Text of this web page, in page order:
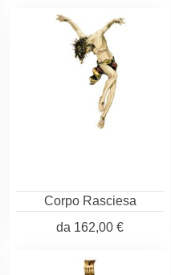
Corpo Rasciesa
da 162,00 €